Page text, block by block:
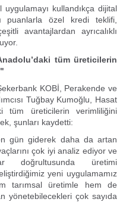
kullandıkça dijital
puanlarla özel kredi teklifi,
avantajlardan ayrıcalıklı
tüm üreticilerin
KOBİ, Perakende ve
Tuğbay Kumoğlu, Hasat
tüm üreticilerin verimliliğini
şunları kaydetti:
gün giderek daha da artan
çok iyi analiz ediyor ve
doğrultusunda üretimi
yeni uygulamamız
tarımsal üretimle hem de
yönetebilecekleri çok sayıda